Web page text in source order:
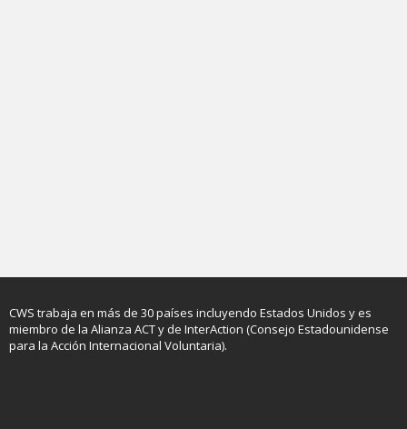
CWS trabaja en más de 30 países incluyendo Estados Unidos y es
miembro de la Alianza ACT y de InterAction (Consejo Estadounidense
para la Acción Internacional Voluntaria).